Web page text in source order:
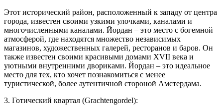
Этот исторический район, расположенный к западу от центра
города, известен своими узкими улочками, каналами и
многочисленными каналами. Йордан – это место с богемной
атмосферой, где находятся множество независимых
магазинов, художественных галерей, ресторанов и баров. Он
также известен своими красивыми домами XVII века и
уютными внутренними двориками. Йордан – это идеальное
место для тех, кто хочет познакомиться с менее
туристической, более аутентичной стороной Амстердама.
3. Готический квартал (Grachtengordel):